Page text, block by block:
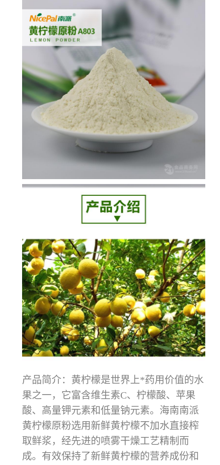
产品简介：黄柠檬是世界上*药用价值的水
果之一，它富含维生素C、柠檬酸、苹果
酸、高量钾元素和低量钠元素。海南南派
黄柠檬原粉选用新鲜黄柠檬不加水直接榨
取鲜浆，经先进的喷雾干燥工艺精制而
成。有效保持了新鲜黄柠檬的营养成份和